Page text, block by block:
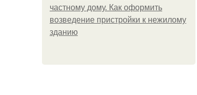
частному дому. Как оформить
возведение пристройки к нежилому
зданию